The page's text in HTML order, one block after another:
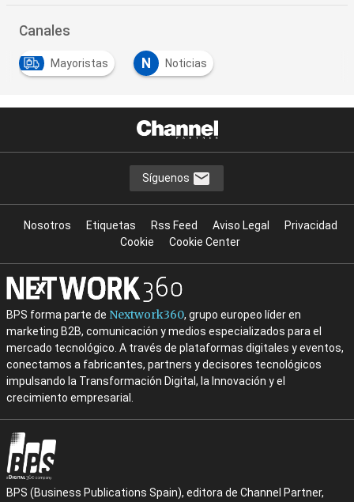
Canales
Mayoristas N Noticias
Síguenos
Nosotros Etiquetas Rss Feed Aviso Legal
Privacidad
Cookie
Cookie Center
BPS forma parte de Nextwork360, grupo europeo líder en
marketing B2B, comunicación y medios especializados para el
mercado tecnológico. A través de plataformas digitales y eventos,
conectamos a fabricantes, partners y decisores tecnológicos
impulsando la Transformación Digital, la Innovación y el
crecimiento empresarial.
BPS (Business Publications Spain), editora de Channel Partner,